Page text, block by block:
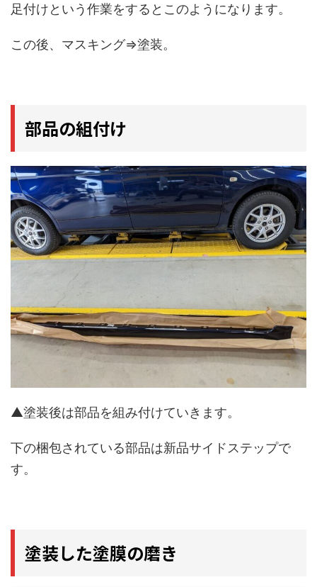
足付けという作業をするとこのようになります。
この後、マスキング⇒塗装。
部品の組付け
▲塗装後は部品を組み付けていきます。
下の梱包されている部品は新品サイドステップで
す。
塗装した塗膜の磨き